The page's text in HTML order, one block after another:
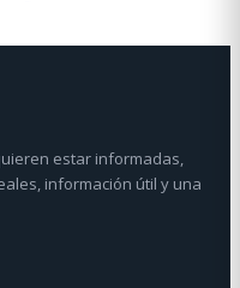
estar informadas,
información útil y una